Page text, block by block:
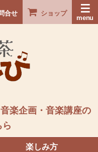
合せ ショップ
楽企画・音楽講座の
楽しみ方